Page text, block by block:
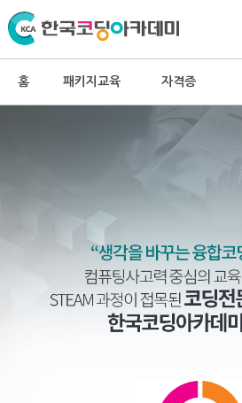
홈 패키지교육 자격증